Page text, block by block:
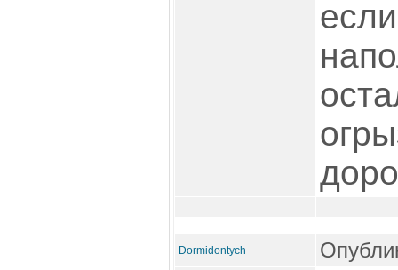
Dormidontych